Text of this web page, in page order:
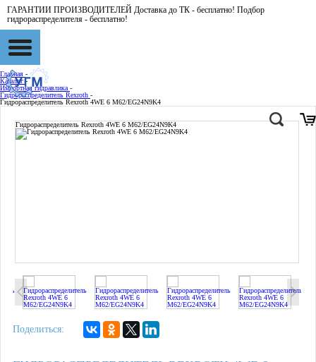
ГАРАНТИИ ПРОИЗВОДИТЕЛЕЙ Доставка до ТК - бесплатно! Подбор
гидрораспределителя - бесплатно!
Главная -
Каталог -
Импортная гидравлика -
Гидрораспределитель Rexroth -
Гидрораспределитель Rexroth 4WE 6 M62/EG24N9K4
Гидрораспределитель Rexroth 4WE 6 M62/EG24N9K4
Поделиться: